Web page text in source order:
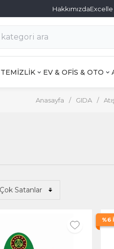
Hakkımızda
TEMİZLİK EV & OFİS & OTO
Anasayfa / GIDA /
%6